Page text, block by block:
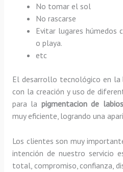
No tomar el sol
No rascarse
Evitar lugares húmedos
o playa.
etc
El desarrollo tecnológico en la
con la creación y uso de
para la pigmentacion de
muy eficiente, logrando una
Los clientes son muy
intención de nuestro servicio
total, compromiso, confianza,